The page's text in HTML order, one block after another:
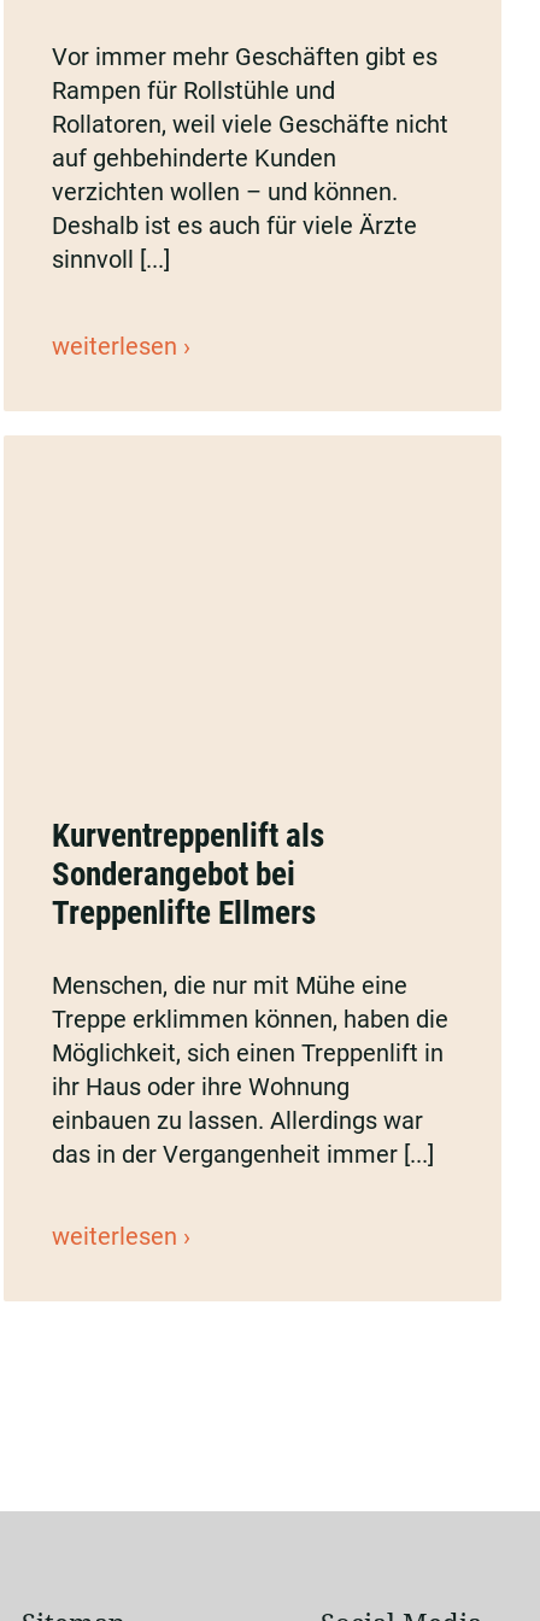
Vor immer mehr Geschäften gibt es
Rampen für Rollstühle und
Rollatoren, weil viele Geschäfte nicht
auf gehbehinderte Kunden
verzichten wollen – und können.
Deshalb ist es auch für viele Ärzte
sinnvoll [...]
weiterlesen Joachim
berät
Sonderangebot
Treppenlifte
Kurventreppenlift als
Sonderangebot bei
Treppenlifte Ellmers
Menschen, die nur mit Mühe eine
Treppe erklimmen können, haben die
Möglichkeit, sich einen Treppenlift in
ihr Haus oder ihre Wohnung
einbauen zu lassen. Allerdings war
das in der Vergangenheit immer [...]
weiterlesen Kurventreppenlift
Sonderangebot